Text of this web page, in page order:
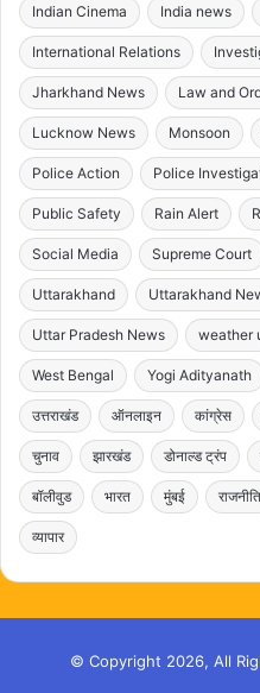
Indian Cinema India news
International Relations
Jharkhand News Law and
Lucknow News Monsoon
Police Action Police
Public Safety Rain Alert
Social Media Supreme Court
Uttarakhand Uttarakhand
Uttar Pradesh News weather
West Bengal Yogi Adityanath
उत्तराखंड ऑनलाइन कांग्रेस
चुनाव झारखंड डोनाल्ड ट्रंप
बॉलीवुड भारत मुंबई राजनीति
व्यापार
© Copyright 2026, All